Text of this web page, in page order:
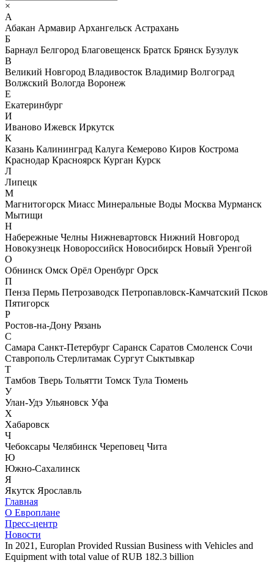
×
А
Абакан Армавир Архангельск Астрахань
Б
Барнаул Белгород Благовещенск Братск Брянск Бузулук
В
Великий Новгород Владивосток Владимир Волгоград
Волжский Вологда Воронеж
Е
Екатеринбург
И
Иваново Ижевск Иркутск
К
Казань Калининград Калуга Кемерово Киров Кострома
Краснодар Красноярск Курган Курск
Л
Липецк
М
Магнитогорск Миасс Минеральные Воды Москва Мурманск
Мытищи
Н
Набережные Челны Нижневартовск Нижний Новгород
Новокузнецк Новороссийск Новосибирск Новый Уренгой
О
Обнинск Омск Орёл Оренбург Орск
П
Пенза Пермь Петрозаводск Петропавловск-Камчатский Псков
Пятигорск
Р
Ростов-на-Дону Рязань
С
Самара Санкт-Петербург Саранск Саратов Смоленск Сочи
Ставрополь Стерлитамак Сургут Сыктывкар
Т
Тамбов Тверь Тольятти Томск Тула Тюмень
У
Улан-Удэ Ульяновск Уфа
Х
Хабаровск
Ч
Чебоксары Челябинск Череповец Чита
Ю
Южно-Сахалинск
Я
Якутск Ярославль
Главная
О Европлане
Пресс-центр
Новости
In 2021, Europlan Provided Russian Business with Vehicles and
Equipment with total value of RUB 182.3 billion